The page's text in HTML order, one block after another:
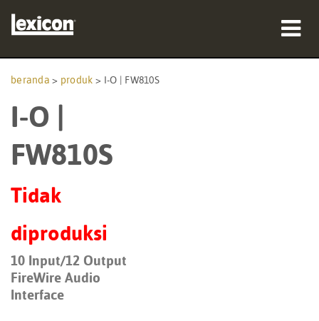
produk
tempat membeli
pelatihan
dukungan
beranda > produk > I-O | FW810S
I-O |
FW810S
Tidak
diproduksi
10 Input/12 Output
FireWire Audio
Interface